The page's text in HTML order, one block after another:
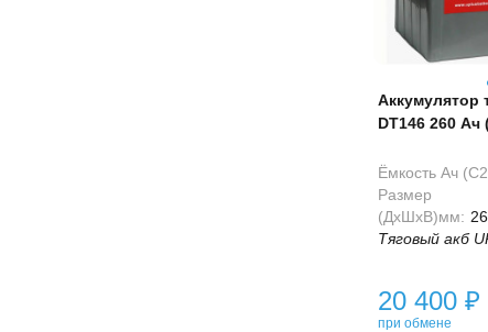
Аккумулятор
DT146 260 Ач
Ёмкость Ач
Размер
(ДхШхВ)мм:
Тяговый акб
20 400 ₽
при обмене